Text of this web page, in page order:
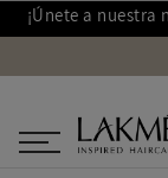
¡Únete a nuestra